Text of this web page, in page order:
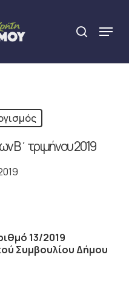
search
Menu
Β΄ τριμήνου 2019
13/2019
Συμβουλίου Δήμου
Close